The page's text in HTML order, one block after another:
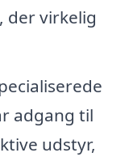
der virkelig
adgang til
udstyr,